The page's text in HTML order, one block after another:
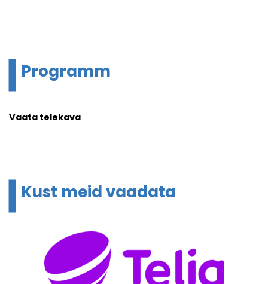
Programm
Vaata telekava
Kust meid vaadata